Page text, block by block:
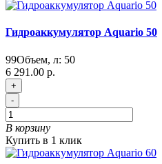
Гидроаккумулятор Aquario 50
99Объем, л: 50
6 291.00 р.
+
-
В корзину
Купить в 1 клик